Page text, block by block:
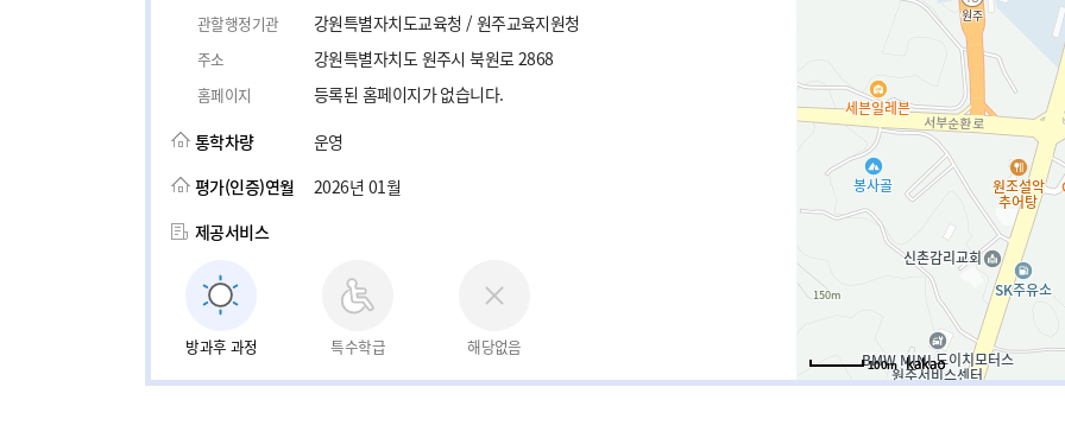
관할행정기관 강원특별자치도교육청 / 원주교육지원청
주소 강원특별자치도 원주시 북원로 2868
홈페이지
등록된 홈페이지가 없습니다.
통학차량
운영
평가(인증)연월
2026년 01월
제공서비스
방과후 과정 특수학급 해당없음
100m